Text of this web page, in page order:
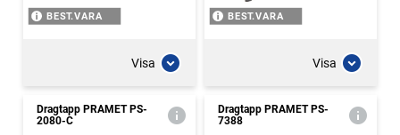
BEST.VARA
Visa
BEST.VARA
Visa
Dragtapp PRAMET PS-
2080-C
Dragtapp PRAMET PS-
7388